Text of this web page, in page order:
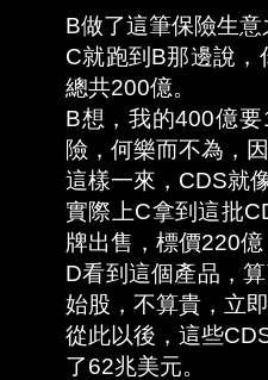
B做了這筆保險生意
C就跑到B那邊說
總共200億。
B想，我的400億
險，何樂而不為，
這樣一來，CDS就
實際上C拿到這批
牌出售，標價220億
D看到這個產品，
始股，不算貴，立
從此以後，這些
了62兆美元。